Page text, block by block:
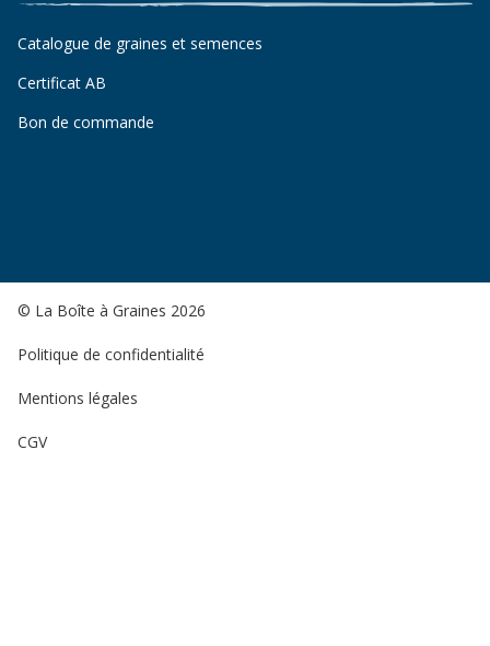
Catalogue de graines et semences
Certificat AB
Bon de commande
© La Boîte à Graines 2026
Politique de confidentialité
Mentions légales
CGV